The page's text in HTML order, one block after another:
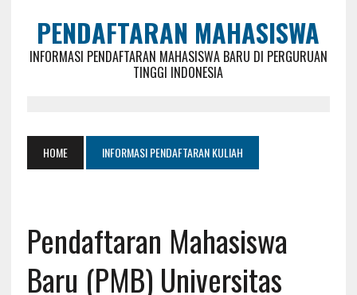
PENDAFTARAN MAHASISWA
INFORMASI PENDAFTARAN MAHASISWA BARU DI PERGURUAN
TINGGI INDONESIA
HOME INFORMASI PENDAFTARAN KULIAH
Pendaftaran Mahasiswa
Baru (PMB) Universitas